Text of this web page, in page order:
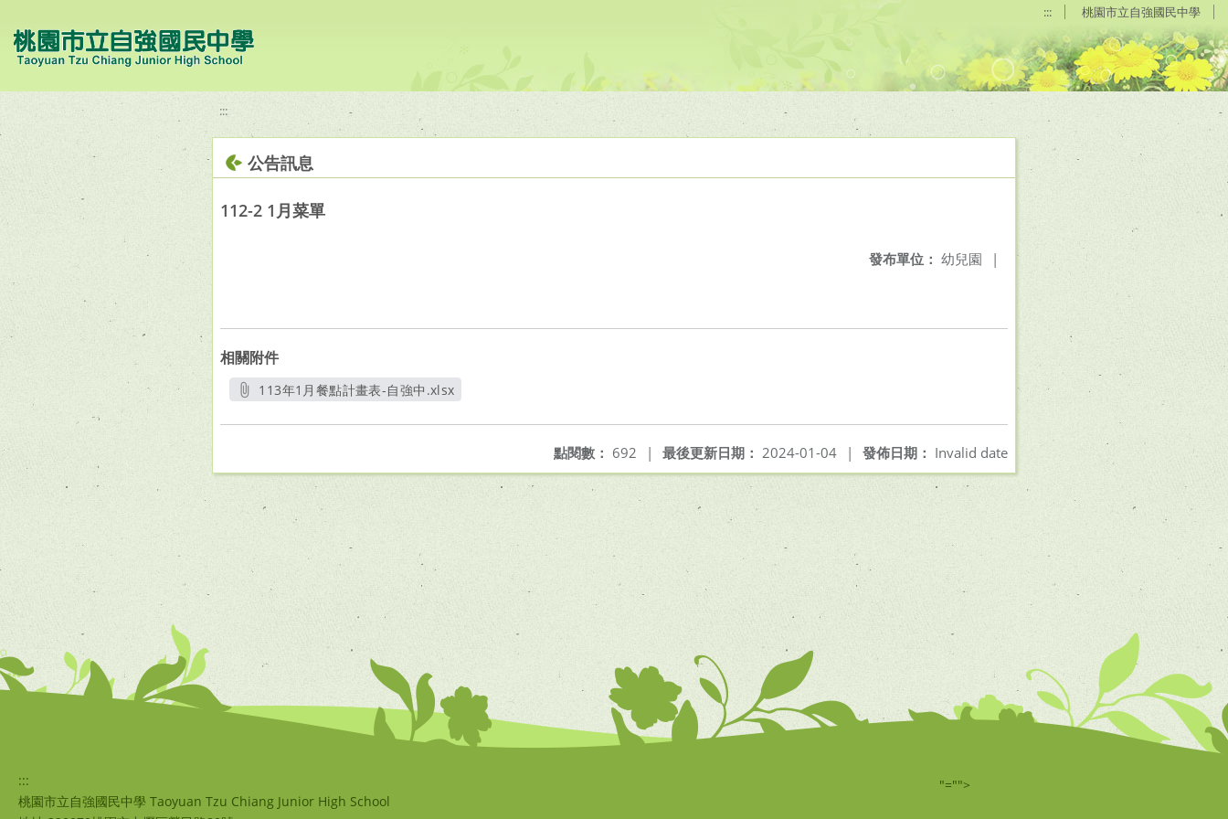
::: 桃園市立自強國民中學
:::
公告訊息
112-2 1月菜單
發布單位： 幼兒園 |
相關附件
113年1月餐點計畫表-自強中.xlsx
發佈日期： Invalid date
最後更新日期： 2024-01-04 |
點閱數： 692 |
:::
桃園市立自強國民中學 Taoyuan Tzu Chiang Junior High School
"="">